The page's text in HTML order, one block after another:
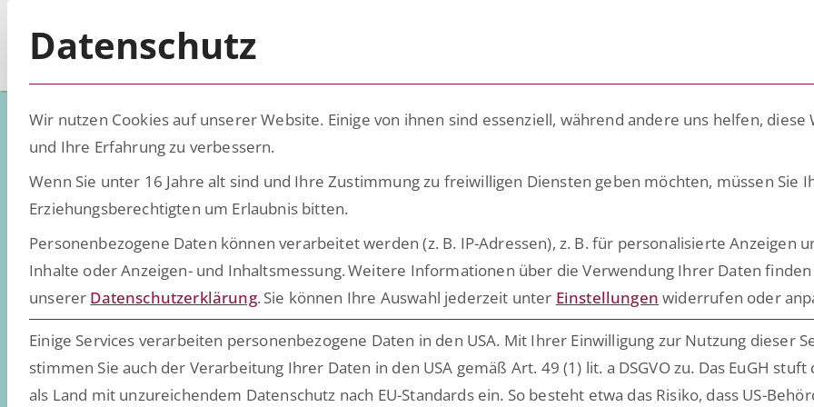
Low-Code - Deep Knowledge
Wissen, Insights und Trends rund um die Digitalisierung
daten- und dokumentenintensiver Prozesse
Datenschutz
Wir nutzen Cookies auf unserer Website. Einige von ihnen sind essenziell, während andere uns helfen, diese
und Ihre Erfahrung zu verbessern.
Wenn Sie unter 16 Jahre alt sind und Ihre Zustimmung zu freiwilligen Diensten geben möchten, müssen Sie
Erziehungsberechtigten um Erlaubnis bitten.
Personenbezogene Daten können verarbeitet werden (z. B. IP-Adressen), z. B. für personalisierte Anzeigen
Inhalte oder Anzeigen- und Inhaltsmessung.Weitere Informationen über die Verwendung Ihrer Daten finden
unserer Datenschutzerklärung. Sie können Ihre Auswahl jederzeit unter Einstellungen widerrufen oder
Einige Services verarbeiten personenbezogene Daten in den USA. Mit Ihrer Einwilligung zur Nutzung dieser
stimmen Sie auch der Verarbeitung Ihrer Daten in den USA gemäß Art. 49 (1) lit. a DSGVO zu. Das EuGH stuft
als Land mit unzureichendem Datenschutz nach EU-Standards ein. So besteht etwa das Risiko, dass US-